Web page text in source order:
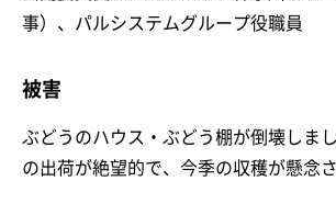
事）、パルシステムグループ役職員
被害
ぶどうのハウス・ぶどう棚が倒壊しま
の出荷が絶望的で、今季の収穫が懸念さ